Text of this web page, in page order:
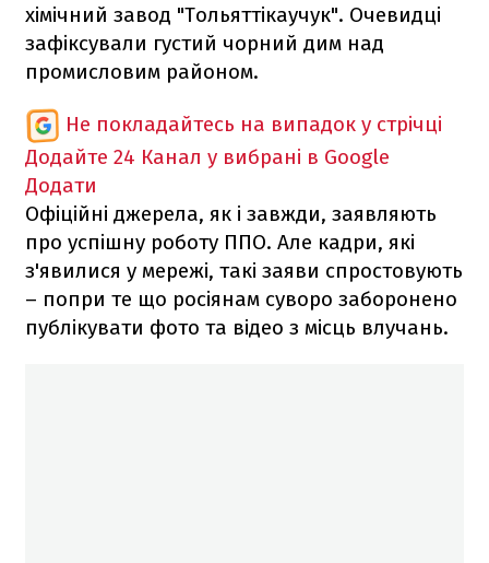
хімічний завод "Тольяттікаучук". Очевидці
зафіксували густий чорний дим над
промисловим районом.
Не покладайтесь на випадок у стрічці
Додайте 24 Канал у вибрані в Google
Додати
Офіційні джерела, як і завжди, заявляють
про успішну роботу ППО. Але кадри, які
з'явилися у мережі, такі заяви спростовують
– попри те що росіянам суворо заборонено
публікувати фото та відео з місць влучань.